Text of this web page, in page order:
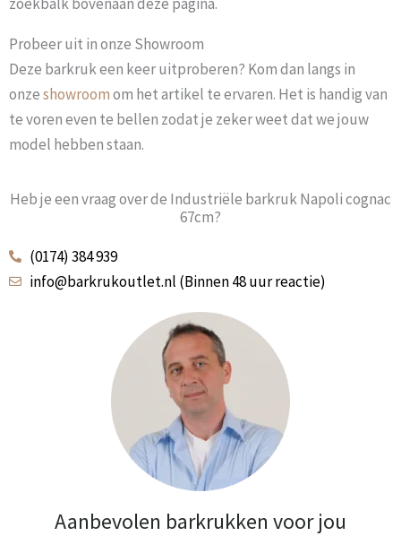
Probeer uit in onze Showroom
Deze barkruk een keer uitproberen? Kom dan langs in
onzeshowroomom het artikel te ervaren. Het is handig van
te voren even te bellen zodat je zeker weet dat we jouw
model hebben staan.
Heb je een vraag over de Industriële barkruk Napoli cognac
67cm?
(0174) 384 939
info@barkrukoutlet.nl (Binnen 48 uur reactie)
Aanbevolen barkrukken voor jou